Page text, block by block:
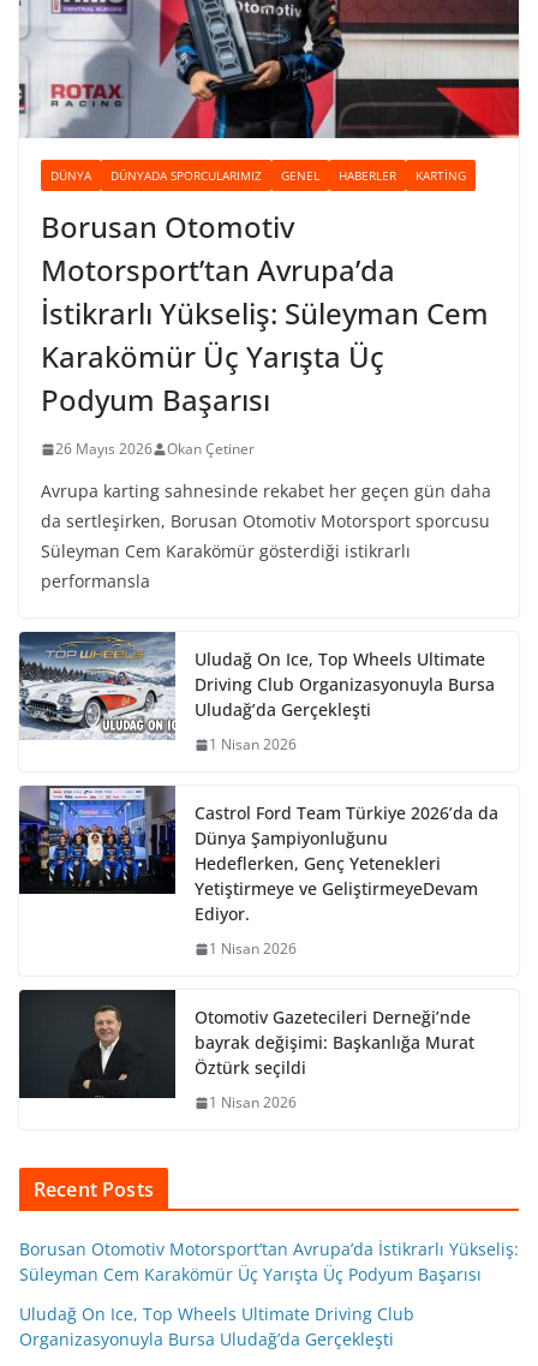
DÜNYA DÜNYADA SPORCULARIMIZ GENEL HABERLER KARTING
Borusan Otomotiv
Motorsport’tan Avrupa’da
İstikrarlı Yükseliş: Süleyman Cem
Karakömür Üç Yarışta Üç
Podyum Başarısı
26 Mayıs 2026 Okan Çetiner
Avrupa karting sahnesinde rekabet her geçen gün daha
da sertleşirken, Borusan Otomotiv Motorsport sporcusu
Süleyman Cem Karakömür gösterdiği istikrarlı
performansla
Uludağ On Ice, Top Wheels Ultimate
Driving Club Organizasyonuyla Bursa
Uludağ’da Gerçekleşti
1 Nisan 2026
Castrol Ford Team Türkiye 2026’da da
Dünya Şampiyonluğunu
Hedeflerken, Genç Yetenekleri
Yetiştirmeye ve GeliştirmeyeDevam
Ediyor.
1 Nisan 2026
Otomotiv Gazetecileri Derneği’nde
bayrak değişimi: Başkanlığa Murat
Öztürk seçildi
1 Nisan 2026
Recent Posts
Borusan Otomotiv Motorsport’tan Avrupa’da İstikrarlı Yükseliş:
Süleyman Cem Karakömür Üç Yarışta Üç Podyum Başarısı
Uludağ On Ice, Top Wheels Ultimate Driving Club
Organizasyonuyla Bursa Uludağ’da Gerçekleşti